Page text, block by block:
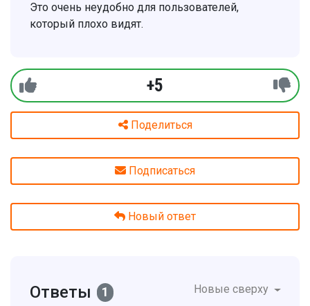
Это очень неудобно для пользователей,
который плохо видят.
+5
Поделиться
Подписаться
Новый ответ
Ответы 1 Новые сверху